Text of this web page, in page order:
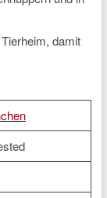
damit